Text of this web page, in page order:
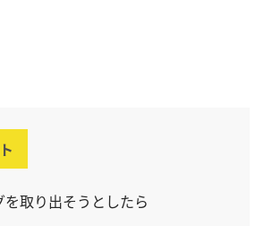
を取り出そうとしたら